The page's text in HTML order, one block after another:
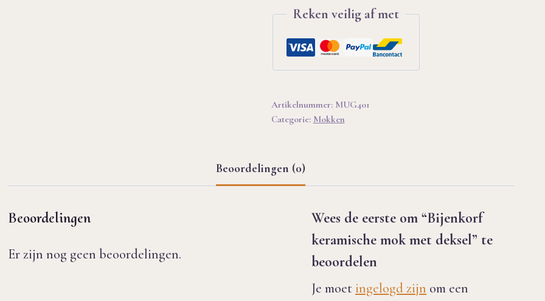
Reken veilig af met
Artikelnummer: MUG401
Categorie: Mokken
Beoordelingen (0)
Beoordelingen
Er zijn nog geen beoordelingen.
Wees de eerste om “Bijenkorf
keramische mok met deksel” te
beoordelen
Je moet ingelogd zijn om een